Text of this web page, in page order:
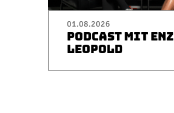
01.08.2026
PODCAST MIT
LEOPOLD